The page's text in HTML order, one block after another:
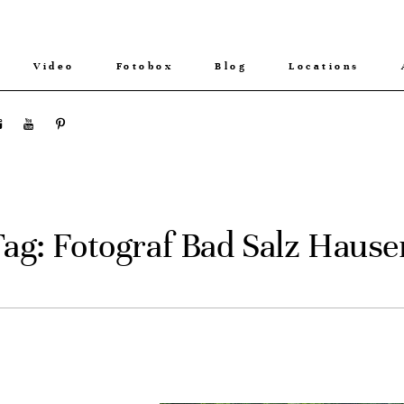
Video Fotobox Blog Locations
Fotograf Bad Salz